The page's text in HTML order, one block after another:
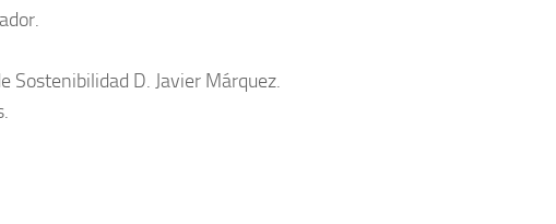
Sostenibilidad D. Javier Márquez.